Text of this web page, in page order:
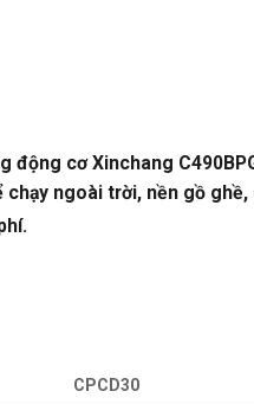
động cơ Xinchang
chạy ngoài trời, nền gồ
CPCD30